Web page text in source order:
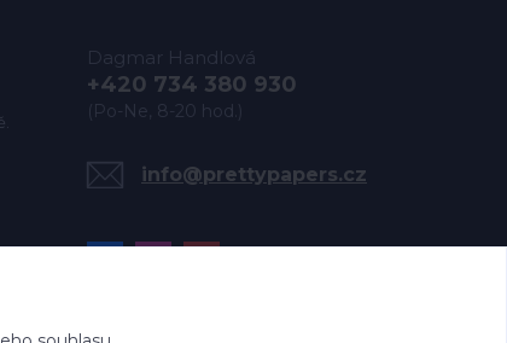
Dagmar Handlová
+420 734 380 930
(Po-Ne, 8-20 hod.)
info@prettypapers.cz